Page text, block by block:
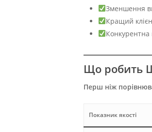
Зменшення
Кращий
Що робить
Перш ніж
Показник якості